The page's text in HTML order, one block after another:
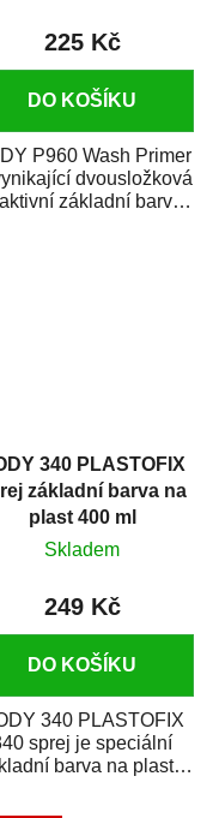
225 Kč
DO KOŠÍKU
P960 Wash Primer
dvousložková
základní barva
340 PLASTOFIX
základní barva na
plast 400 ml
Skladem
249 Kč
DO KOŠÍKU
340 PLASTOFIX
sprej je speciální
barva na plasty,
vrchních...